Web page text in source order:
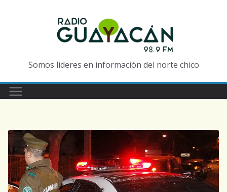
Somos lideres en información del norte chico